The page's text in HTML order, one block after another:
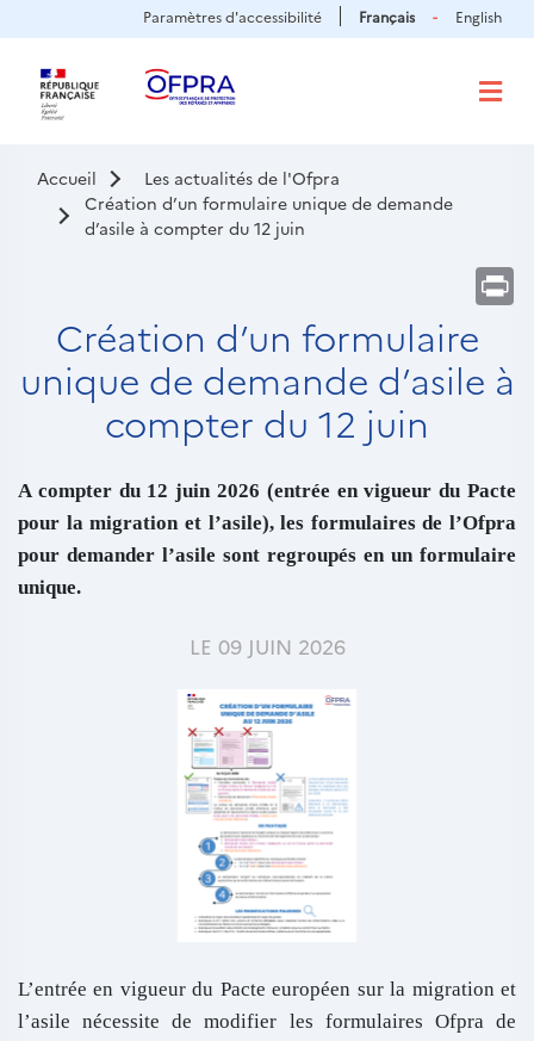
Panneau de gestion des cookiesAller
au
Paramètres d'accessibilité Français English
Accueil
Les actualités de l'Ofpra
Création d’un formulaire unique de demande
d’asile à compter du 12 juin
Création d’un formulaire
unique de demande d’asile à
compter du 12 juin
Chapô
A compter du 12 juin 2026 (entrée en vigueur du Pacte
pour la migration et l’asile), les formulaires de l’Ofpra
pour demander l’asile sont regroupés en un formulaire
unique.
LE 09 JUIN 2026
Paragraphes
Texte
riche
L’entrée en vigueur du Pacte européen sur la migration et
l’asile nécessite de modifier les formulaires Ofpra de